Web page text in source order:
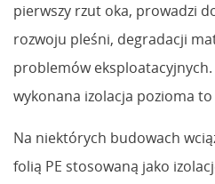
pierwszy rzut oka, prowadzi
rozwoju pleśni, degradacji
problemów
wykonana izolacja pozioma
Na niektórych budowach
folią PE stosowaną jako